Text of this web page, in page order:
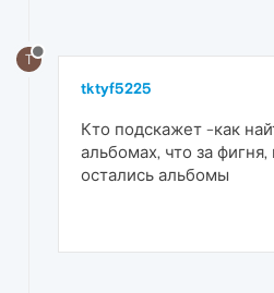
T
tktyf5225
Кто подскажет -как
альбомах, что за
остались альбомы